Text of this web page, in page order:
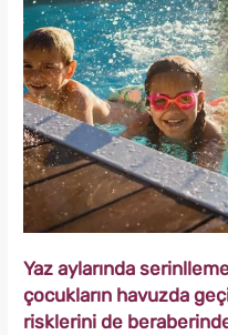
Yaz aylarında
çocukların havuzda
risklerini de